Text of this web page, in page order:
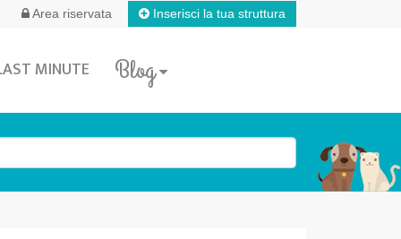
Area riservata Inserisci la tua struttura
MINUTE Blog